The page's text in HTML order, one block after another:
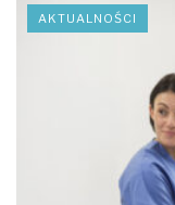
AKTUALNOŚCI